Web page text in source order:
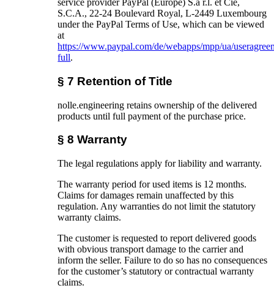
service provider PayPal (Europe) S.à r.l. et Cie,
S.C.A., 22-24 Boulevard Royal, L-2449 Luxembourg
under the PayPal Terms of Use, which can be viewed
at
https://www.paypal.com/de/webapps/mpp/ua/
full.
§ 7 Retention of Title
nolle.engineering retains ownership of the delivered
products until full payment of the purchase price.
§ 8 Warranty
The legal regulations apply for liability and warranty.
The warranty period for used items is 12 months.
Claims for damages remain unaffected by this
regulation. Any warranties do not limit the statutory
warranty claims.
The customer is requested to report delivered goods
with obvious transport damage to the carrier and
inform the seller. Failure to do so has no consequences
for the customer’s statutory or contractual warranty
claims.